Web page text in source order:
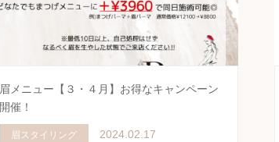
眉メニュー【３・４月】お得なキャンペーン
開催！
眉スタイリング 2024.02.17